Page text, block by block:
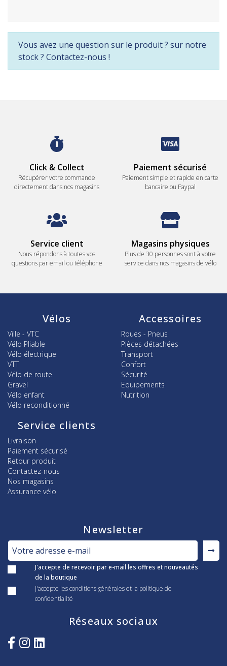
Vous avez une question sur le produit ? sur notre
stock ? Contactez-nous !
Click & Collect
Récupérer votre commande
directement dans nos magasins
Paiement sécurisé
Paiement simple et rapide en carte
bancaire ou Paypal
Service client
Nous répondons à toutes vos
questions par email ou téléphone
Magasins physiques
Plus de 30 personnes sont à votre
service dans nos magasins de vélo
Vélos
Ville - VTC
Vélo Pliable
Vélo électrique
VTT
Vélo de route
Gravel
Vélo enfant
Vélo reconditionné
Accessoires
Roues - Pneus
Pièces détachées
Transport
Confort
Sécurité
Equipements
Nutrition
Service clients
Livraison
Paiement sécurisé
Retour produit
Contactez-nous
Nos magasins
Assurance vélo
Newsletter
J'accepte de recevoir par e-mail les offres et nouveautés
de la boutique
J'accepte les conditions générales et la politique de
confidentialité
Réseaux sociaux